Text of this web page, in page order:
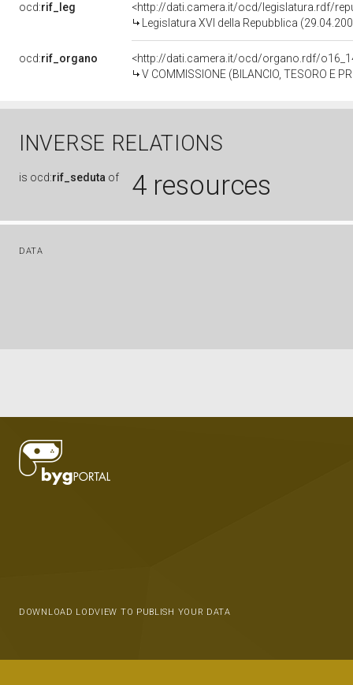
ocd:rif_leg
<http://dati.camera.it/ocd/legislatura.rdf/
Legislatura XVI della Repubblica
ocd:rif_organo
<http://dati.camera.it/ocd/organo.rdf/
V COMMISSIONE (BILANCIO, TESORO E
INVERSE RELATIONS
is ocd:rif_seduta of 4 resources
DATA
DOWNLOAD LODVIEW TO PUBLISH YOUR DATA